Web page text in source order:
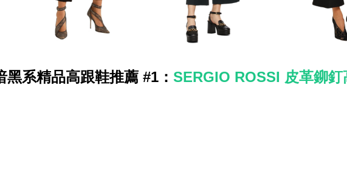
黑系精品高跟鞋推薦 #1： SERGIO ROSSI 皮革鉚釘